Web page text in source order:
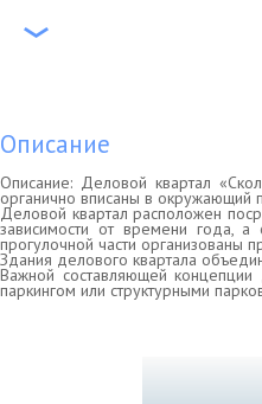
Описание
Описание: Деловой квартал
органично вписаны в окружающий
Деловой квартал расположен
зависимости от времени года,
прогулочной части организованы
Здания делового квартала
Важной составляющей концепции
паркингом или структурными